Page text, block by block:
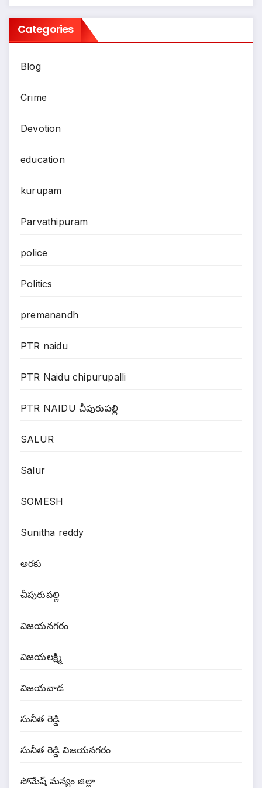
Categories
Blog
Crime
Devotion
education
kurupam
Parvathipuram
police
Politics
premanandh
PTR naidu
PTR Naidu chipurupalli
PTR NAIDU చీపురుపల్లి
SALUR
Salur
SOMESH
Sunitha reddy
అరకు
చీపురుపల్లి
విజయనగరం
విజయలక్ష్మి
విజయవాడ
సునీత రెడ్డి
సునీత రెడ్డి విజయనగరం
సోమేష్ మన్యం జిల్లా